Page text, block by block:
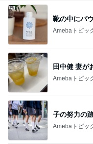
靴の中にパ
Amebaトピッ
田中健 妻が
Amebaトピッ
子の努力の
Amebaトピッ